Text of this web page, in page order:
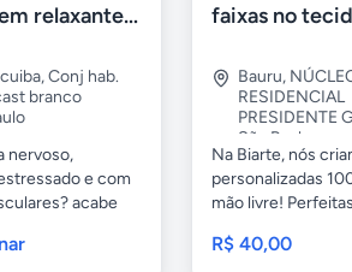
Massagem relaxante- terapeutica e depilação
,Conj hab.
branco
nervoso,
e com
acabe
Bauru,
RESIDENCIAL
PRESIDENTE
São Paulo
Na Biarte, nós
personalizadas
mão livre!
R$ 40,00